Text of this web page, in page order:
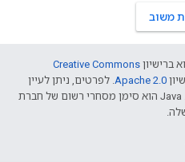
משוב
ברישיון Creative Commons
Apache 2.0. לפרטים, ניתן לעיין
.‏ Java הוא סימן מסחרי רשום של חברת